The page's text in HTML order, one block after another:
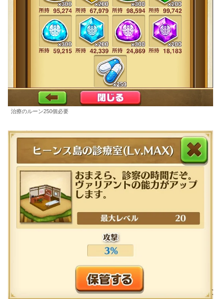
治療のルーン250個必要